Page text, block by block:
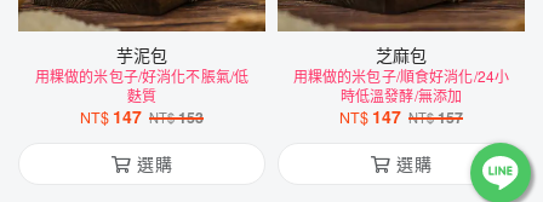
芋泥包
用粿做的米包子/好消化不脹氣/低
麩質
NT$ 147 NT$153
選購
芝麻包
用粿做的米包子/順食好消化/24小
時低溫發酵/無添加
NT$ 147 NT$157
選購